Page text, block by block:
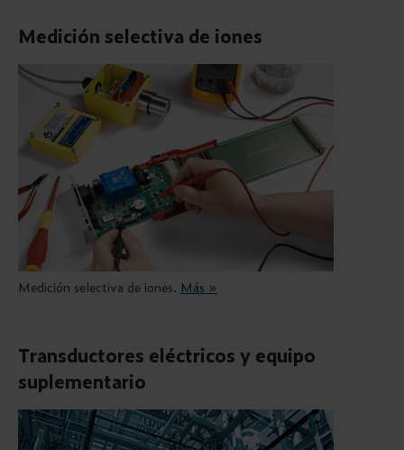
Medición selectiva de iones
Medición selectiva de iones. Más »
Transductores eléctricos y equipo
suplementario